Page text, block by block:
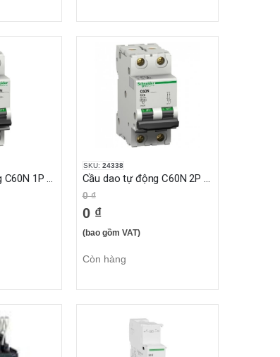
Cầu dao tự động C60N 1P 4A 6KA Multi9
SKU: 24338
Cầu dao tự động C60N 2P 20A 6KA Multi9
0 ₫
0 ₫
(bao gồm VAT)
Còn hàng